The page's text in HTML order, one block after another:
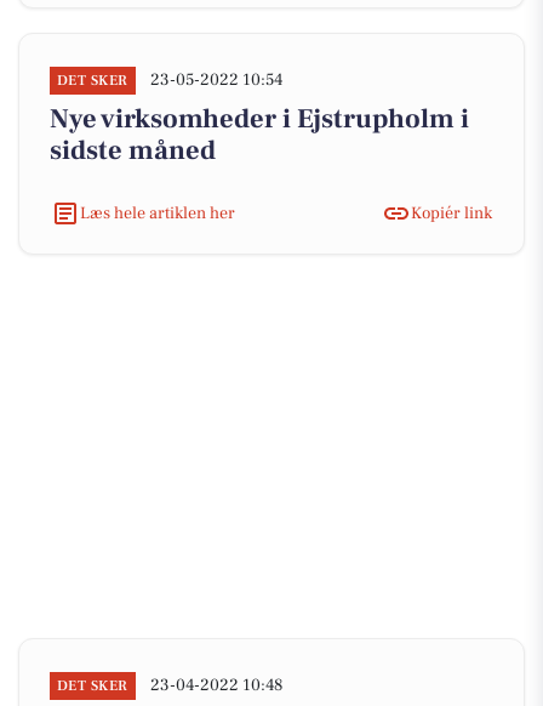
DET SKER 23-05-2022 10:54
Nye virksomheder i Ejstrupholm i
sidste måned
Læs hele artiklen her Kopiér link
DET SKER 23-04-2022 10:48